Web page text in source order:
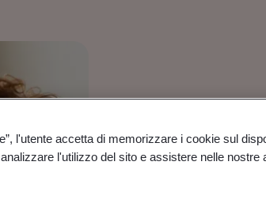
Dispositivi medici
Requisiti
l'utente accetta di memorizzare i cookie sul
l'utilizzo del sito e assistere nelle nostre